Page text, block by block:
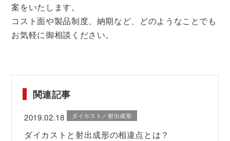
案をいたします。
コスト面や製品制度、納期など、どのようなことでも
お気軽に御相談ください。
関連記事
2019.02.18 ダイカスト／射出成形
ダイカストと射出成形の相違点とは？